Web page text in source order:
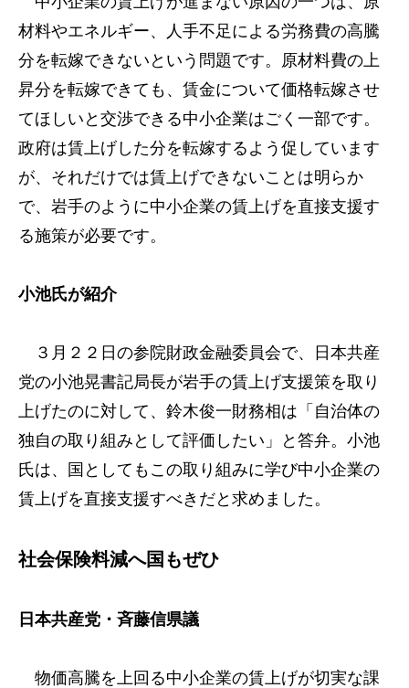
材料やエネルギー、人手不足による労務費の高騰
分を転嫁できないという問題です。原材料費の上
昇分を転嫁できても、賃金について価格転嫁させ
てほしいと交渉できる中小企業はごく一部です。
政府は賃上げした分を転嫁するよう促しています
が、それだけでは賃上げできないことは明らか
で、岩手のように中小企業の賃上げを直接支援す
る施策が必要です。
小池氏が紹介
３月２２日の参院財政金融委員会で、日本共産
党の小池晃書記局長が岩手の賃上げ支援策を取り
上げたのに対して、鈴木俊一財務相は「自治体の
独自の取り組みとして評価したい」と答弁。小池
氏は、国としてもこの取り組みに学び中小企業の
賃上げを直接支援すべきだと求めました。
社会保険料減へ国もぜひ
日本共産党・斉藤信県議
物価高騰を上回る中小企業の賃上げが切実な課